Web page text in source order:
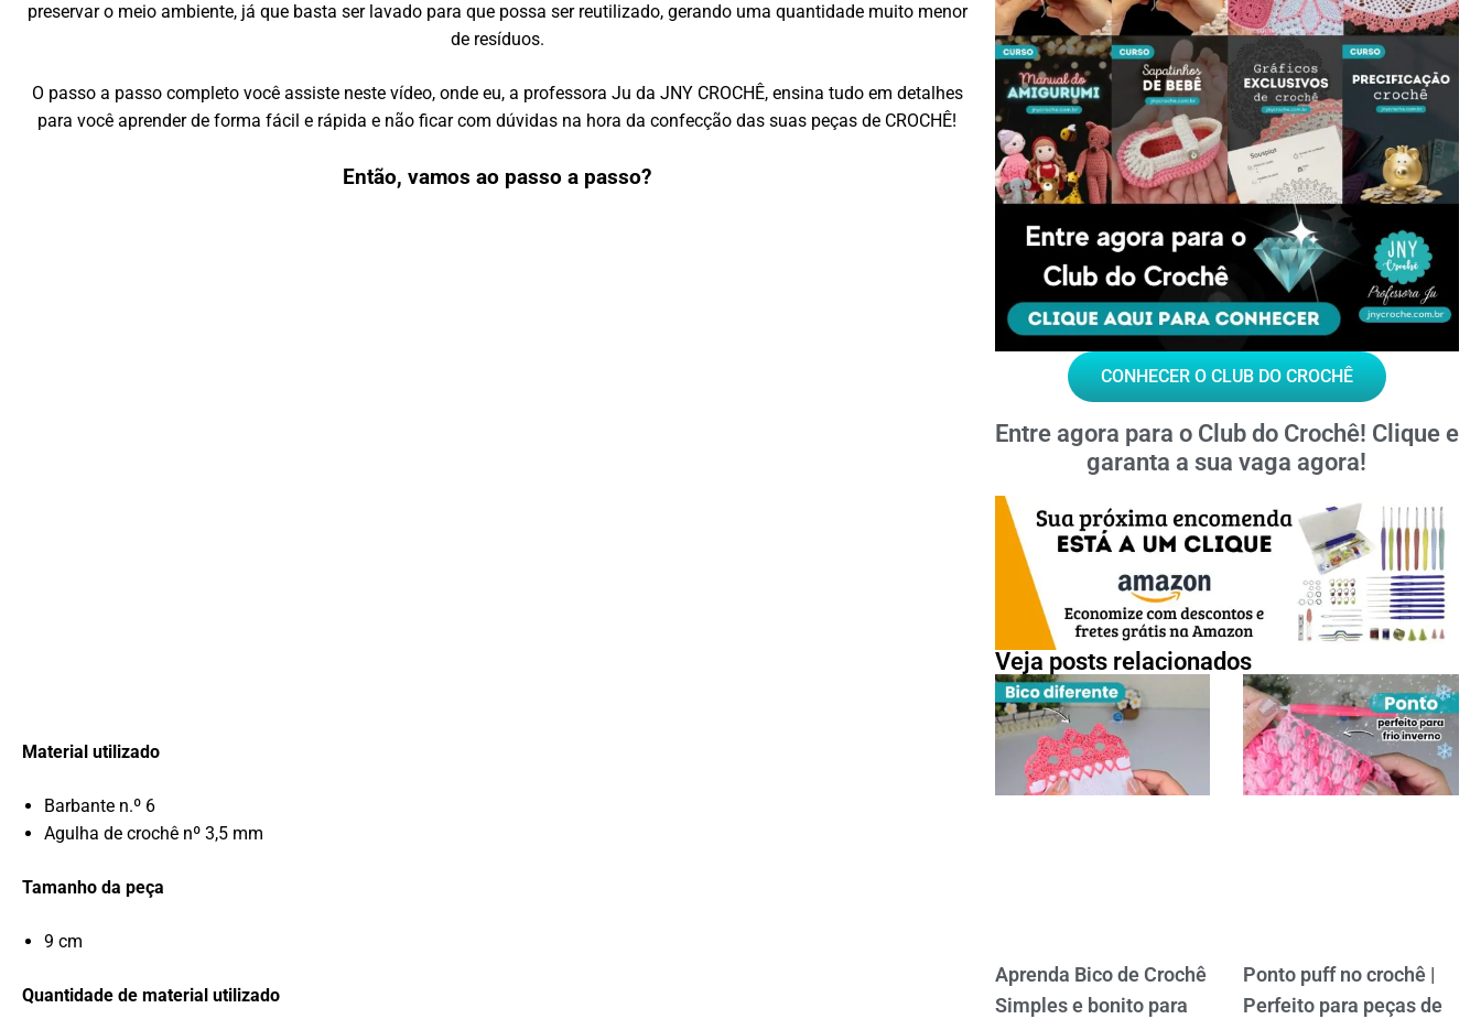
CONHECER O CLUB DO CROCHÊ
Entre agora para o Club do Crochê! Clique e
garanta a sua vaga agora!
Veja posts relacionados
Aprenda Bico de Crochê
Simples e bonito para
Ponto puff no crochê |
Perfeito para peças de
preservar o meio ambiente, já que basta ser lavado para que possa ser reutilizado, gerando uma quantidade muito menor
de resíduos.
O passo a passo completo você assiste neste vídeo, onde eu, a professora Ju da JNY CROCHÊ, ensina tudo em detalhes
para você aprender de forma fácil e rápida e não ficar com dúvidas na hora da confecção das suas peças de CROCHÊ!
Então, vamos ao passo a passo?
Material utilizado
Barbante n.º 6
Agulha de crochê nº 3,5 mm
Tamanho da peça
9 cm
Quantidade de material utilizado